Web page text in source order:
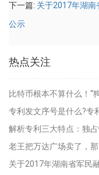
下一篇: 关于2017年湖南
公示
热点关注
比特币根本不算什么！“
专利发文序号是什么?专
解析专利三大特点：独
老王把万达广场卖了，那
关于2017年湖南省军民